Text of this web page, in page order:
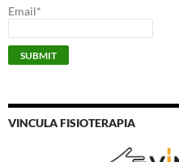
Email*
VINCULA FISIOTERAPIA